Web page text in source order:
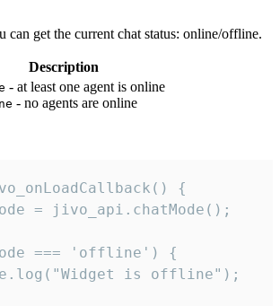
can get the current chat status: online/offline.
Description
- at least one agent is online
- no agents are online
{
= jivo_api.chatMode();
=== 'offline') {
is offline");